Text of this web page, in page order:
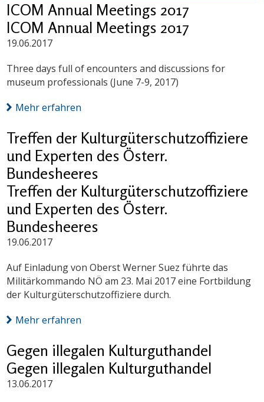
ICOM Annual Meetings 2017
ICOM Annual Meetings 2017
19.06.2017
Three days full of encounters and discussions for
museum professionals (June 7-9, 2017)
Mehr erfahren
Treffen der Kulturgüterschutzoffiziere
und Experten des Österr.
Bundesheeres
Treffen der Kulturgüterschutzoffiziere
und Experten des Österr.
Bundesheeres
19.06.2017
Auf Einladung von Oberst Werner Suez führte das
Militärkommando NÖ am 23. Mai 2017 eine Fortbildung
der Kulturgüterschutzoffiziere durch.
Mehr erfahren
Gegen illegalen Kulturguthandel
Gegen illegalen Kulturguthandel
13.06.2017